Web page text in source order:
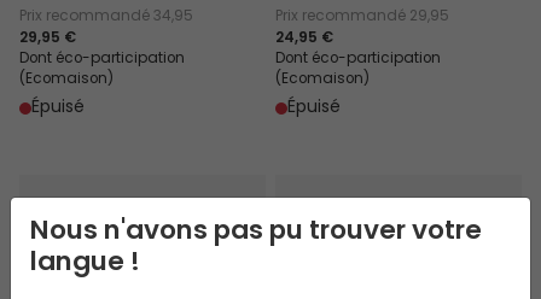
Prix recommandé 34,95
29,95 €
Dont éco-participation
(Ecomaison)
Épuisé
Prix recommandé 29,95
24,95 €
Dont éco-participation
(Ecomaison)
Épuisé
Nous n'avons pas pu trouver votre
langue !